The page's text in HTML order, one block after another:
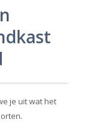
je uit wat het